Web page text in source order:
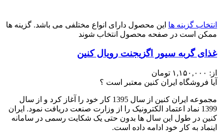
انتخاب گزینه ها این محصول دارای انواع مختلفی می باشد. گزینه ها
ممکن است در صفحه محصول انتخاب شوند
غذای گربه سیور اگزیجنت رویال کنین
از: ۱,۱۵۰,۰۰۰ تومان
آیا فروشگاه ایران کنین معتبر است ؟
مجموعه ایران کنین از سال 1395 کار خود را آغاز کرد و از سال
1399 نماد اعتماد الکترونیک را از وزارت صنعت دریافت نمود. ایران
کنین در طول این سال ها بدون حتی یک شکایت رسمی در سامانه
اینماد به کار خود ادامه داده است.